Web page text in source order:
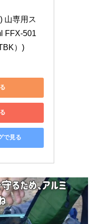
山専用ス
FFX-501
）)
で見る